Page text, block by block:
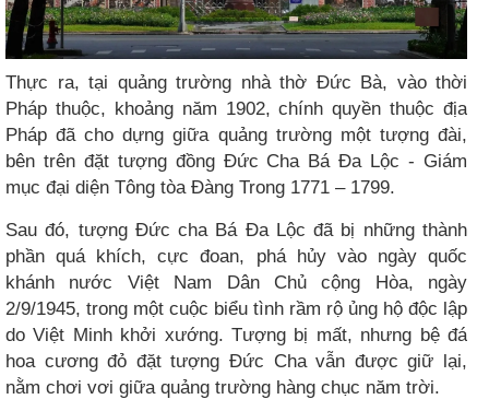
Thực ra, tại quảng trường nhà thờ Đức Bà, vào thời
Pháp thuộc, khoảng năm 1902, chính quyền thuộc địa
Pháp đã cho dựng giữa quảng trường một tượng đài,
bên trên đặt tượng đồng Đức Cha Bá Đa Lộc - Giám
mục đại diện Tông tòa Đàng Trong 1771 – 1799.
Sau đó, tượng Đức cha Bá Đa Lộc đã bị những thành
phần quá khích, cực đoan, phá hủy vào ngày quốc
khánh nước Việt Nam Dân Chủ cộng Hòa, ngày
2/9/1945, trong một cuộc biểu tình rầm rộ ủng hộ độc lập
do Việt Minh khởi xướng. Tượng bị mất, nhưng bệ đá
hoa cương đỏ đặt tượng Đức Cha vẫn được giữ lại,
nằm chơi vơi giữa quảng trường hàng chục năm trời.